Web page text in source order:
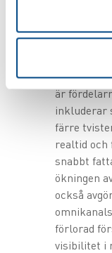
visibilitet
detta
företagen
Förutom
är
inkluderar
färre
realtid
snabbt
ökningen
också
förlorad
visibilitet i